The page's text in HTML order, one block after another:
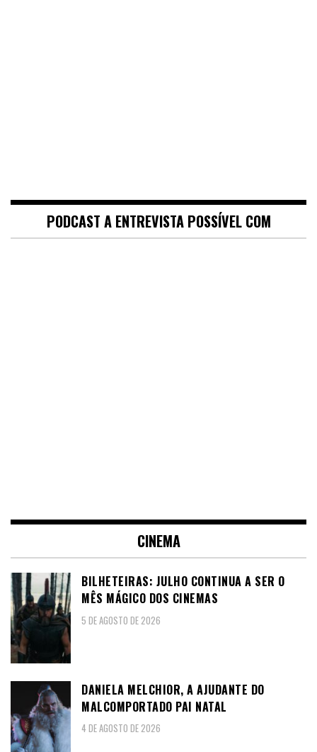
PODCAST A ENTREVISTA POSSÍVEL COM
CINEMA
BILHETEIRAS: JULHO CONTINUA A SER O
MÊS MÁGICO DOS CINEMAS
5 DE AGOSTO DE 2026
DANIELA MELCHIOR, A AJUDANTE DO
MALCOMPORTADO PAI NATAL
4 DE AGOSTO DE 2026